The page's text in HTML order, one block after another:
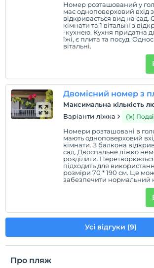
Плата за дітей віком до 2 не
Кожна кімната безкоштовна для 1
Кожна кімната безкоштовна для 2
Номер розташований у
має одноповерховий вхід
відкривається вид на сад.
кімнати та 1 вітальні з
-кухнею. Кухня придатна
їжі, є плита та посуд.
вітальні.
Максимальна кількість
Варіанти ліжка
(1x)
Номери розташовані в
мають одноповерховий
кімнати. З балкона
сад. Двоспальне ліжко
розділити.
підходить для
розміри 70 * 190 см. Це
забезпечити нормальний
Усі відгуки (9)
Про пляж